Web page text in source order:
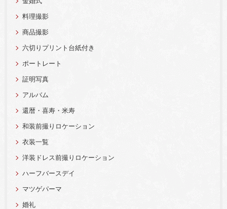
料理撮影
商品撮影
六切りプリント台紙付き
ポートレート
証明写真
アルバム
還暦・喜寿・米寿
和装前撮りロケーション
衣装一覧
洋装ドレス前撮りロケーション
ハーフバースデイ
マツゲパーマ
婚礼